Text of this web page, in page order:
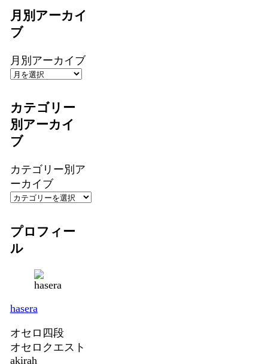
月別アーカイ
ブ
月別アーカイブ
カテゴリー
別アーカイ
ブ
カテゴリー別ア
ーカイブ
プロフィー
ル
hasera
オセロ四段
オセロクエスト
akirah